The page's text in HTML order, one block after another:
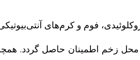
فوم و کرم‌های
محل زخم اطمینان حاصل گردد.